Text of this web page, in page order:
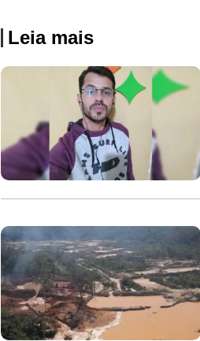
Leia mais